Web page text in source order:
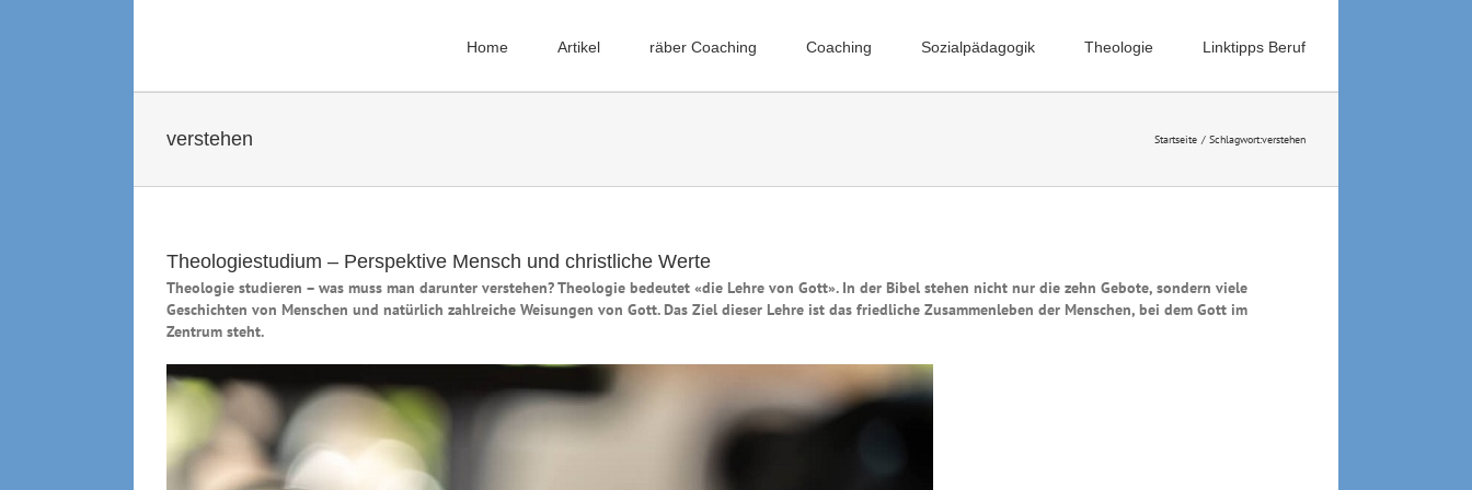
Home Artikel räber Coaching Coaching Sozialpädagogik Theologie Linktipps Beruf
verstehen Startseite Schlagwort:verstehen
Theologiestudium – Perspektive Mensch und christliche Werte
Theologie studieren – was muss man darunter verstehen? Theologie bedeutet «die Lehre von Gott». In der Bibel stehen nicht nur die zehn Gebote, sondern viele
Geschichten von Menschen und natürlich zahlreiche Weisungen von Gott. Das Ziel dieser Lehre ist das friedliche Zusammenleben der Menschen, bei dem Gott im
Zentrum steht.